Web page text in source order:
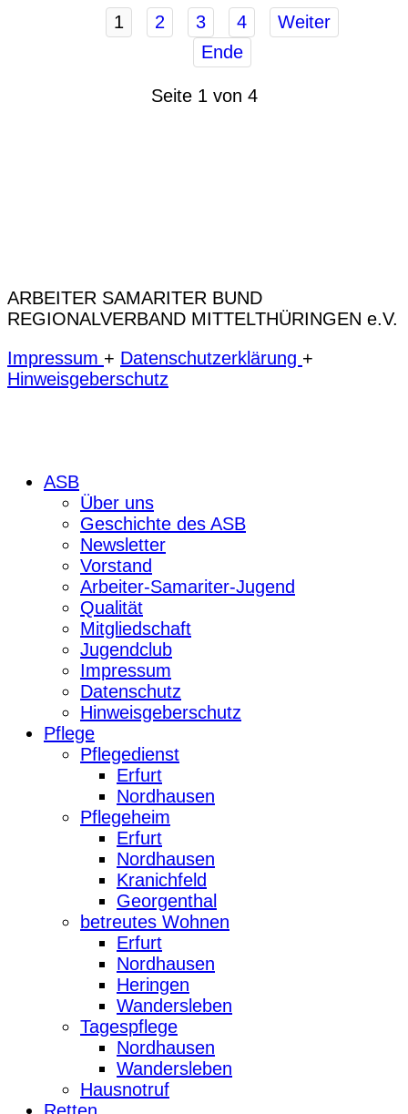
1 2 3 4
Weiter
Ende
Seite 1 von 4
ARBEITER SAMARITER BUND
REGIONALVERBAND MITTELTHÜRINGEN e.V.
Impressum + Datenschutzerklärung +
Hinweisgeberschutz
ASB
Über uns
Geschichte des ASB
Newsletter
Vorstand
Arbeiter-Samariter-Jugend
Qualität
Mitgliedschaft
Jugendclub
Impressum
Datenschutz
Hinweisgeberschutz
Pflege
Pflegedienst
Erfurt
Nordhausen
Pflegeheim
Erfurt
Nordhausen
Kranichfeld
Georgenthal
betreutes Wohnen
Erfurt
Nordhausen
Heringen
Wandersleben
Tagespflege
Nordhausen
Wandersleben
Hausnotruf